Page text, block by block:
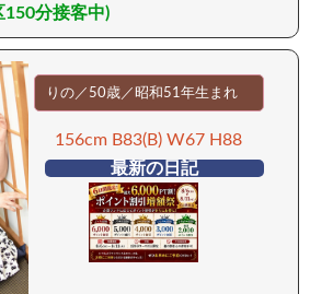
虜になるような快感を体感し
移動
ーーーーーーーー
150分接客中)
りの／50歳／昭和51年生まれ
156cm B83(B) W67 H88
最新の日記